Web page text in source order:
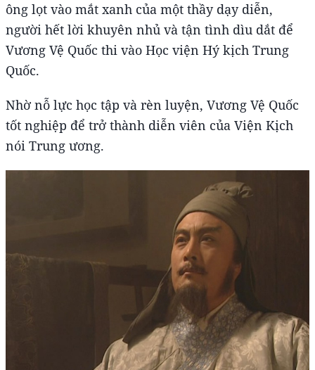
ông lọt vào mắt xanh của một thầy dạy diễn,
người hết lời khuyên nhủ và tận tình dìu dắt để
Vương Vệ Quốc thi vào Học viện Hý kịch Trung
Quốc.
Nhờ nỗ lực học tập và rèn luyện, Vương Vệ Quốc
tốt nghiệp để trở thành diễn viên của Viện Kịch
nói Trung ương.